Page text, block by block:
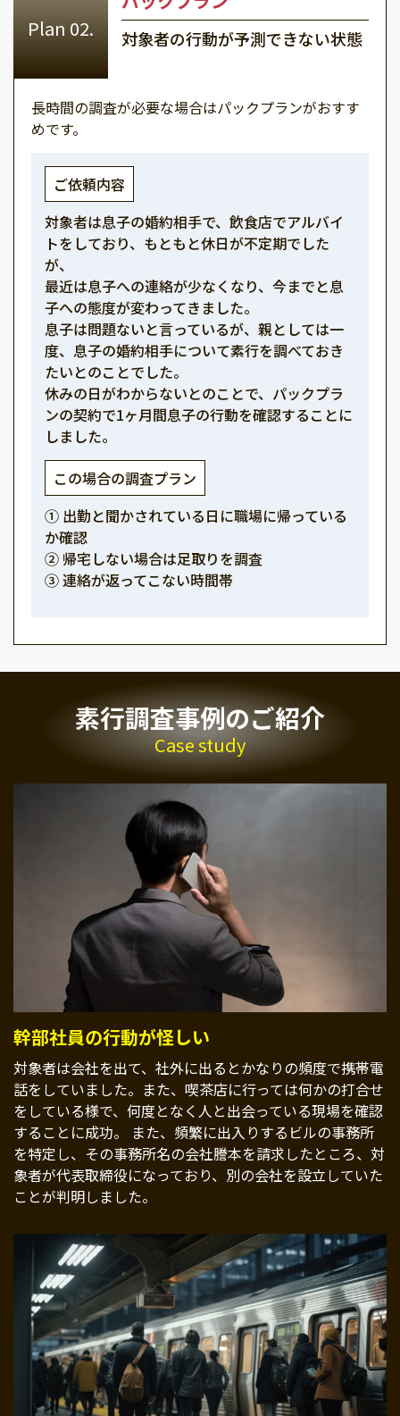
対象者の行動が予測できない状態
長時間の調査が必要な場合はパックプランがおすす
めです。
ご依頼内容
対象者は息子の婚約相手で、飲食店でアルバイ
トをしており、もともと休日が不定期でした
が、
最近は息子への連絡が少なくなり、今までと息
子への態度が変わってきました。
息子は問題ないと言っているが、親としては一
度、息子の婚約相手について素行を調べておき
たいとのことでした。
休みの日がわからないとのことで、パックプラ
ンの契約で1ヶ月間息子の行動を確認することに
しました。
この場合の調査プラン
① 出勤と聞かされている日に職場に帰っている
か確認
② 帰宅しない場合は足取りを調査
③ 連絡が返ってこない時間帯
素行調査事例のご紹介
Case study
幹部社員の行動が怪しい
対象者は会社を出て、社外に出るとかなりの頻度で携帯電
話をしていました。また、喫茶店に行っては何かの打合せ
をしている様で、何度となく人と出会っている現場を確認
することに成功。 また、頻繁に出入りするビルの事務所
を特定し、その事務所名の会社謄本を請求したところ、対
象者が代表取締役になっており、別の会社を設立していた
ことが判明しました。